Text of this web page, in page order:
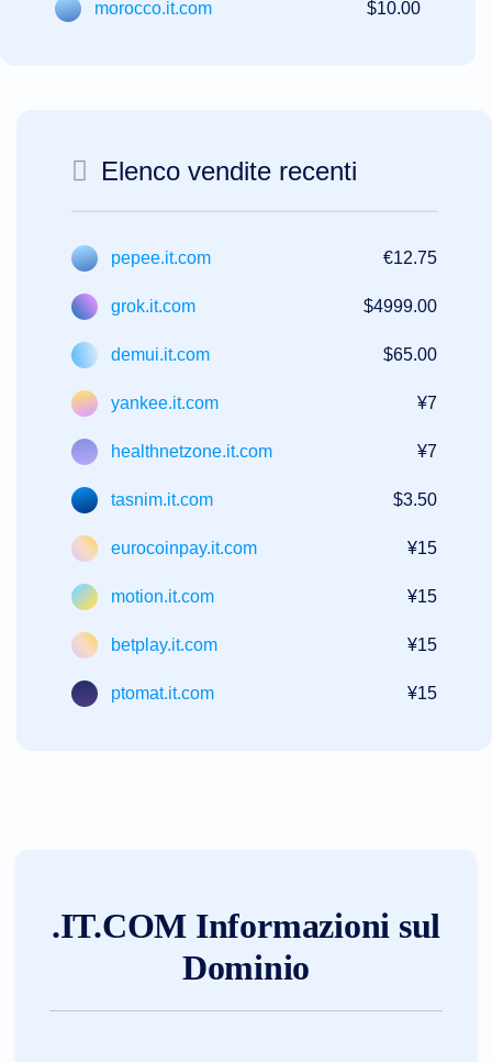
di
morocco.it.com $10.00
Elenco vendite recenti
pepee.it.com €12.75
grok.it.com $4999.00
demui.it.com $65.00
yankee.it.com ¥7
healthnetzone.it.com ¥7
tasnim.it.com $3.50
eurocoinpay.it.com ¥15
motion.it.com ¥15
betplay.it.com ¥15
ptomat.it.com ¥15
.IT.COM Informazioni sul
Dominio